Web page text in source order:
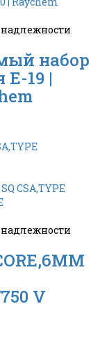
набор
19 |
V